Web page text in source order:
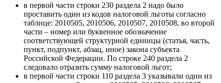
в первой части строки 230 раздела 2 надо было
проставить один из кодов налоговой льготы согласно
таблице: 2010505, 2010506, 2010507, 2010508, во второй
части – номер или буквенное обозначение
соответствующей структурной единицы (статья, часть,
пункт, подпункт, абзац, иное) закона субъекта
Российской Федерации. По строке 240 раздела 2
следовало отразить сумму налоговой льгот;
в первой части строки 110 раздела 3 указывали один из